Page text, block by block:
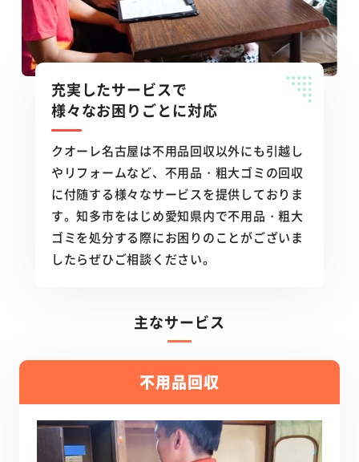
充実したサービスで
様々なお困りごとに対応
クオーレ名古屋は不用品回収以外にも引越し
やリフォームなど、不用品・粗大ゴミの回収
に付随する様々なサービスを提供しておりま
す。知多市をはじめ愛知県内で不用品・粗大
ゴミを処分する際にお困りのことがございま
したらぜひご相談ください。
主なサービス
不用品回収